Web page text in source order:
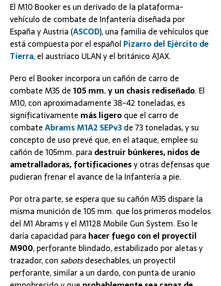
El M10 Booker es un derivado de la plataforma-
vehículo de combate de Infantería diseñada por
España y Austria (ASCOD), una familia de vehículos que
está compuesta por el español Pizarro del Ejército de
Tierra, el austríaco ULAN y el británico AJAX.
Pero el Booker incorpora un cañón de carro de
combate M35 de105 mm. y un chasis rediseñado. El
M10, con aproximadamente 38-42 toneladas, es
significativamente más ligeroque el carro de
combateAbrams M1A2 SEPv3de 73 toneladas, y su
concepto de uso prevé que, en el ataque, emplee su
cañón de 105mm. para destruir búnkeres, nidos de
ametralladoras, fortificacionesy otras defensas que
pudieran frenar el avance de la Infantería a pie.
Por otra parte, se espera que su cañón M35 dispare la
misma munición de 105 mm. que los primeros modelos
del M1 Abrams y el M1128 Mobile Gun System. Eso le
daría capacidad para hacer fuego con el proyectil
M900, perforante blindado, estabilizado por aletas y
trazador, consabotsdesechables, un proyectil
perforante, similar a un dardo, con punta de uranio